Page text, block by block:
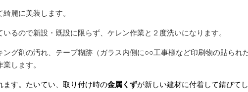
麗に美装します。
るので新設・既設に限らず、ケレン作業と２度洗いになります。
グ剤の汚れ、テープ糊跡（ガラス内側に○○工事様など印刷物の貼られ
します。
ます。たいてい、取り付け時の金属くずが新しい建材に付着して錆びて